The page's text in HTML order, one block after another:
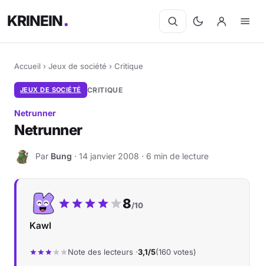
KRINEIN
Accueil › Jeux de société › Critique
JEUX DE SOCIÉTÉ CRITIQUE
Netrunner
Netrunner
B Par Bung · 14 janvier 2008 · 6 min de lecture
Notre note :
8/10
Kawl
Note des lecteurs ·3,1/5(160 votes)